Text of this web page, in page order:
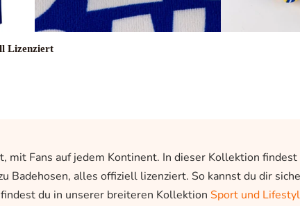
Lizenziert
Fans auf jedem Kontinent. In dieser Kollektion
Badehosen, alles offiziell lizenziert. So kannst du dir
du in unserer breiteren Kollektion Sport und